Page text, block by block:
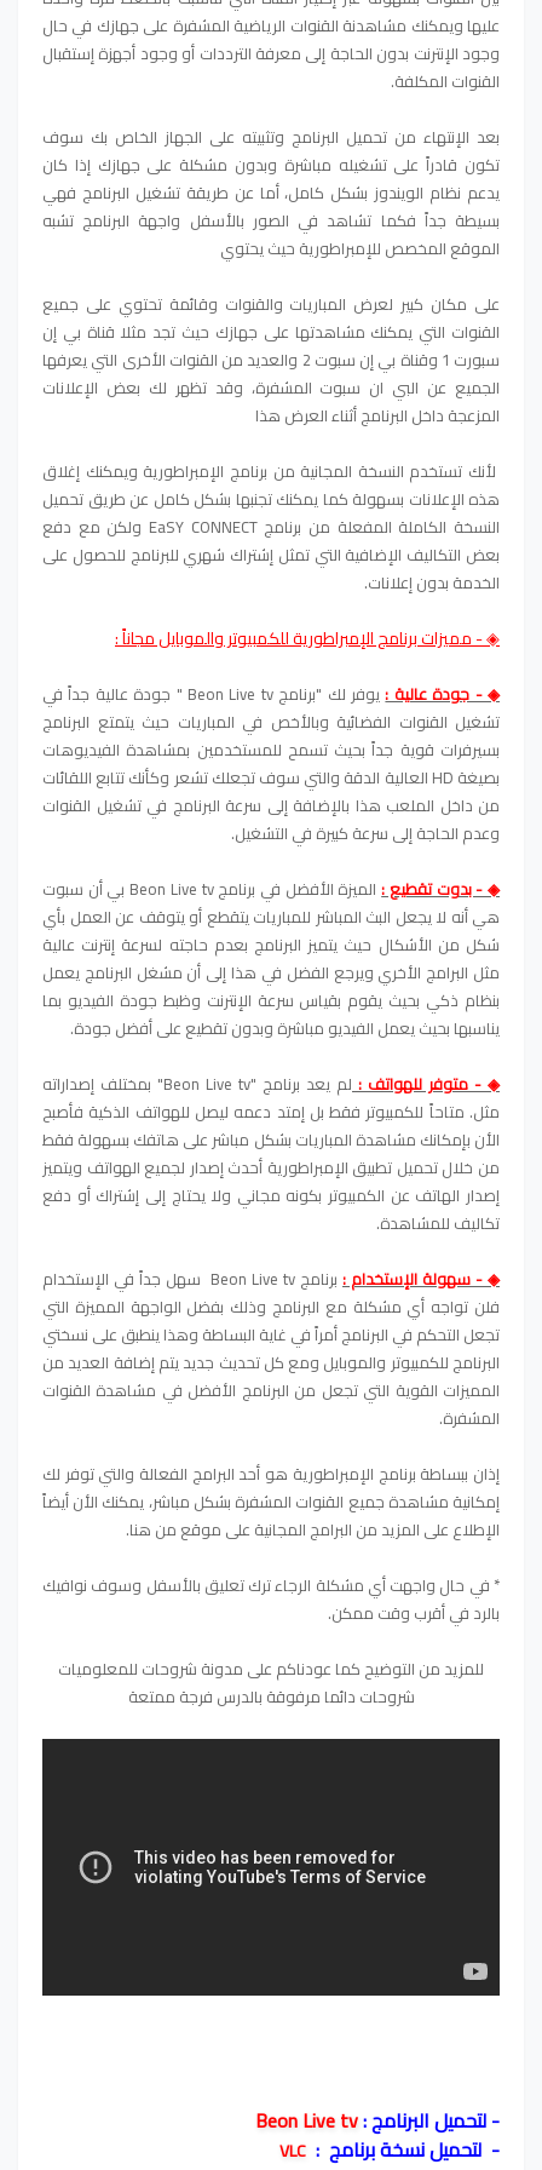
عليها ويمكنك مشاهدنة القنوات الرياضية المشفرة على جهازك في حال
وجود الإنترنت بدون الحاجة إلى معرفة الترددات أو وجود أجهزة إستقبال
القنوات المكلفة.
بعد الإنتهاء من تحميل البرنامج وتثبيته على الجهاز الخاص بك سوف
تكون قادراً على تشغيله مباشرة وبدون مشكلة على جهازك إذا كان
يدعم نظام الويندوز بشكل كامل، أما عن طريقة تشغيل البرنامج فهي
بسيطة جداً فكما تشاهد في الصور بالأسفل واجهة البرنامج تشبه
الموقع المخصص للإمبراطورية حيث يحتوي
على مكان كبير لعرض المباريات والقنوات وقائمة تحتوي على جميع
القنوات التي يمكنك مشاهدتها على جهازك حيث تجد مثلا قناة بي إن
سبورت 1 وقناة بي إن سبوت 2 والعديد من القنوات الأخرى التي يعرفها
الجميع عن البي ان سبوت المشفرة، وقد تظهر لك بعض الإعلانات
المزعجة داخل البرنامج أثناء العرض هذا
لأنك تستخدم النسخة المجانية من برنامج الإمبراطورية ويمكنك إغلاق
هذه الإعلانات بسهولة كما يمكنك تجنبها بشكل كامل عن طريق تحميل
النسخة الكاملة المفعلة من برنامج EaSY CONNECT ولكن مع دفع
بعض التكاليف الإضافية التي تمثل إشتراك شهري للبرنامج للحصول على
الخدمة بدون إعلانات.
◈ - مميزات برنامج الإمبراطورية للكمبيوتر والموبايل مجاناً :
◈ - جودة عالية :
يوفر لك "برنامج Beon Live tv " جودة عالية جداً في
تشغيل القنوات الفضائية وبالأخص في المباريات حيث يتمتع البرنامج
بسيرفرات قوية جداً بحيث تسمح للمستخدمين بمشاهدة الفيديوهات
بصيغة HD العالية الدقة والتي سوف تجعلك تشعر وكأنك تتابع اللقائات
من داخل الملعب هذا بالإضافة إلى سرعة البرنامج في تشغيل القنوات
وعدم الحاجة إلى سرعة كبيرة في التشغيل.
◈ - بدوت تقطيع :
الميزة الأفضل في برنامج Beon Live tv بي أن سبوت
هي أنه لا يجعل البث المباشر للمباريات يتقطع أو يتوقف عن العمل بأي
شكل من الأشكال حيث يتميز البرنامج بعدم حاجته لسرعة إنترنت عالية
مثل البرامج الأخري ويرجع الفضل في هذا إلى أن مشغل البرنامج يعمل
بنظام ذكي بحيث يقوم بقياس سرعة الإنترنت وظبط جودة الفيديو بما
يناسبها بحيث يعمل الفيديو مباشرة وبدون تقطيع على أفضل جودة.
◈ - متوفر للهواتف :
لم يعد برنامج "Beon Live tv" بمختلف إصداراته
مثل. متاحاً للكمبيوتر فقط بل إمتد دعمه ليصل للهواتف الذكية فأصبح
الأن بإمكانك مشاهدة المباريات بشكل مباشر على هاتفك بسهولة فقط
من خلال تحميل تطبيق الإمبراطورية أحدث إصدار لجميع الهواتف ويتميز
إصدار الهاتف عن الكمبيوتر بكونه مجاني ولا يحتاج إلى إشتراك أو دفع
تكاليف للمشاهدة.
◈ - سهولة الإستخدام :
برنامج Beon Live tv سهل جداً في الإستخدام
فلن تواجه أي مشكلة مع البرنامج وذلك بفضل الواجهة المميزة التي
تجعل التحكم في البرنامج أمراً في غاية البساطة وهذا ينطبق على نسختي
البرنامج للكمبيوتر والموبايل ومع كل تحديث جديد يتم إضافة العديد من
المميزات القوية التي تجعل من البرنامج الأفضل في مشاهدة القنوات
المشفرة.
إذان ببساطة برنامج الإمبراطورية هو أحد البرامج الفعالة والتي توفر لك
إمكانية مشاهدة جميع القنوات المشفرة بشكل مباشر، يمكنك الأن أيضاً
الإطلاع على المزيد من البرامج المجانية على موقع من هنا.
* في حال واجهت أي مشكلة الرجاء ترك تعليق بالأسفل وسوف نوافيك
بالرد في أقرب وقت ممكن.
للمزيد من التوضيح كما عودناكم على مدونة شروحات للمعلوميات
شروحات دائما مرفوقة بالدرس فرجة ممتعة
- لتحميل البرنامج :Beon Live tv
- لتحميل نسخة برنامج : VLC